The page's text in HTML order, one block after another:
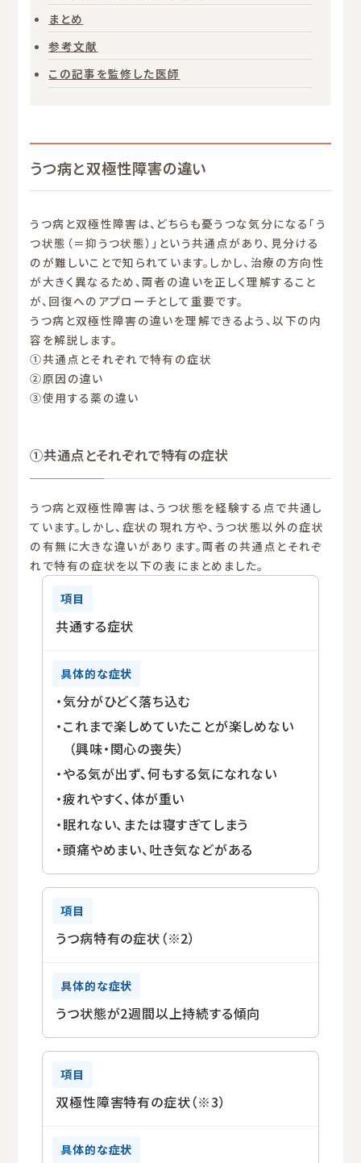
まとめ
参考文献
この記事を監修した医師
うつ病と双極性障害の違い
うつ病と双極性障害は、どちらも憂うつな気分になる「う
つ状態（＝抑うつ状態）」という共通点があり、見分ける
のが難しいことで知られています。しかし、治療の方向性
が大きく異なるため、両者の違いを正しく理解すること
が、回復へのアプローチとして重要です。
うつ病と双極性障害の違いを理解できるよう、以下の内
容を解説します。
①共通点とそれぞれで特有の症状
②原因の違い
③使用する薬の違い
①共通点とそれぞれで特有の症状
うつ病と双極性障害は、うつ状態を経験する点で共通し
ています。しかし、症状の現れ方や、うつ状態以外の症状
の有無に大きな違いがあります。両者の共通点とそれぞ
れで特有の症状を以下の表にまとめました。
共通する症状
・気分がひどく落ち込む
・これまで楽しめていたことが楽しめない
（興味・関心の喪失）
・やる気が出ず、何もする気になれない
・疲れやすく、体が重い
・眠れない、または寝すぎてしまう
・頭痛やめまい、吐き気などがある
うつ病特有の症状（※2）
うつ状態が2週間以上持続する傾向
双極性障害特有の症状（※3）